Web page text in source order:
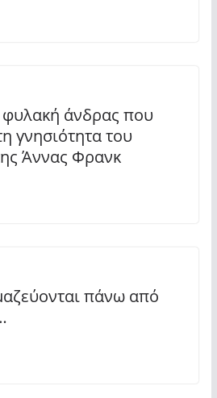
άνδρας που
γνησιότητα του
Άννας Φρανκ
πάνω από